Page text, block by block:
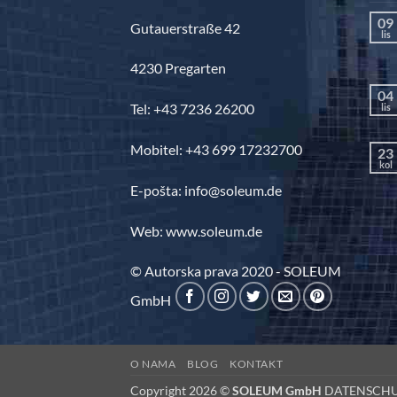
Gutauerstraße 42
4230 Pregarten
Tel: +43 7236 26200
Mobitel: +43 699 17232700
E-pošta: info@soleum.de
Web: www.soleum.de
© Autorska prava 2020 - SOLEUM
GmbH
09
lis
04
lis
23
kol
O NAMA BLOG KONTAKT
Copyright 2026 ©SOLEUM GmbH